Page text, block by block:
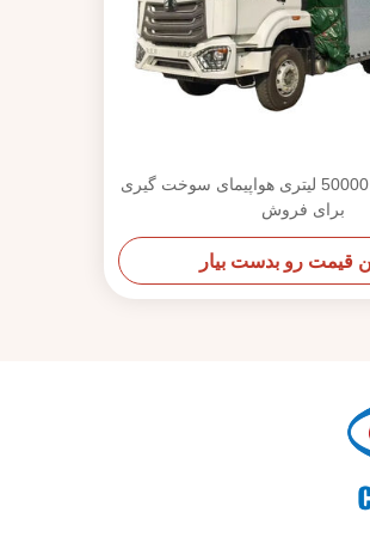
فرودگاه 3 محور 50000 لیتری هواپیمای سوخت گیری
برای فروش
قیمت رو بدست بیار